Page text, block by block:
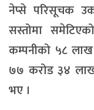
नेप्से परिसूचक
सस्तोमा
कम्पनीको ५८
७७ करोड ३४ लाख
भए ।